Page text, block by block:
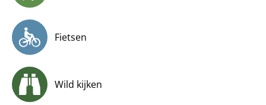
Fietsen
Wild kijken